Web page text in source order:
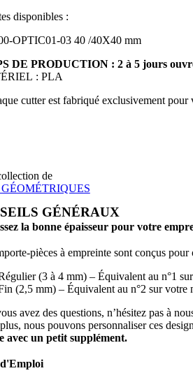
disponibles :
OPTIC01-03 40 /40X40 mm
DE PRODUCTION : 2 à 5 jours
: PLA
cutter est fabriqué exclusivement pour
de
GÉNÉRAUX
la bonne épaisseur pour votre
pièces à empreinte sont conçus
(3 à 4 mm) – Équivalent au n°1
(2,5 mm) – Équivalent au n°2 sur votre
avez des questions, n’hésitez pas à
nous pouvons personnaliser ces
avec un petit supplément.